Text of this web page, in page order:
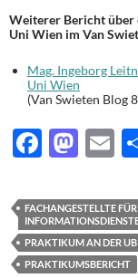
Weiterer Bericht über
Uni Wien im Van
Mag. Ingeborg
Uni Wien
(Van Swieten Blog
F
e
b
o
M
to
d
o
E
FACHANGESTELLTE
PRAKTIKUM AN DER
PRAKTIKUMSBERICHT